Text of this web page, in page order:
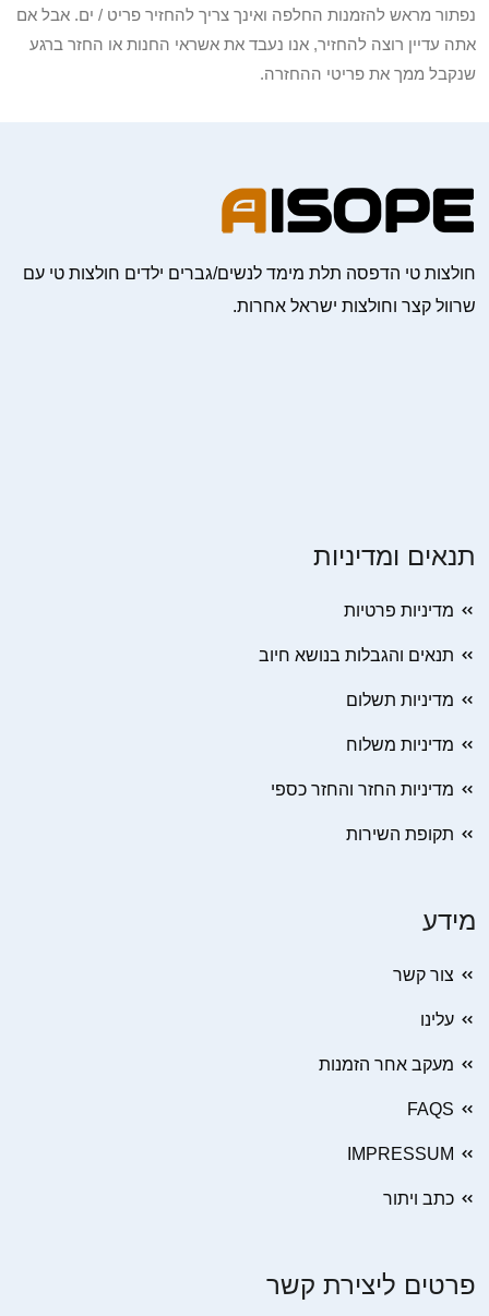
נפתור מראש להזמנות החלפה ואינך צריך להחזיר פריט / ים. אבל אם
אתה עדיין רוצה להחזיר, אנו נעבד את אשראי החנות או החזר ברגע
שנקבל ממך את פריטי ההחזרה.
חולצות טי הדפסה תלת מימד לנשים/גברים ילדים חולצות טי עם
שרוול קצר וחולצות ישראל אחרות.
תנאים ומדיניות
מדיניות פרטיות
תנאים והגבלות בנושא חיוב
מדיניות תשלום
מדיניות משלוח
מדיניות החזר והחזר כספי
תקופת השירות
מידע
צור קשר
עלינו
מעקב אחר הזמנות
FAQS
IMPRESSUM
כתב ויתור
פרטים ליצירת קשר